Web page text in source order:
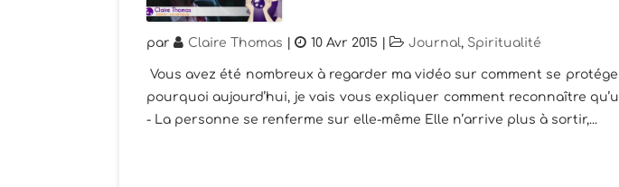
par Claire Thomas 10 Avr 2015 Journal, Spiritualité
Vous avez été nombreux à regarder ma vidéo sur comment se
pourquoi aujourd’hui, je vais vous expliquer comment reconnaître
- La personne se renferme sur elle-même Elle n’arrive plus à sortir,...